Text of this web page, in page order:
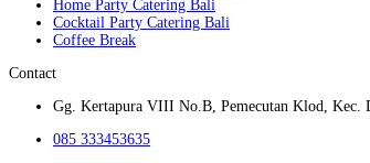
Home Party Catering Bali
Cocktail Party Catering Bali
Coffee Break
Contact
Gg. Kertapura VIII No.B, Pemecutan Klod, Kec.
085 333453635